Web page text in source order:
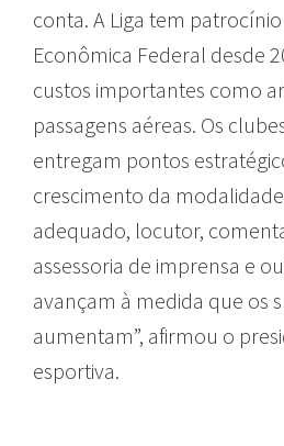
conta. A Liga tem patrocínio
Econômica Federal desde
custos importantes como
passagens aéreas. Os
entregam pontos
crescimento da
adequado, locutor,
assessoria de imprensa e
avançam à medida que os
aumentam”, afirmou o
esportiva.